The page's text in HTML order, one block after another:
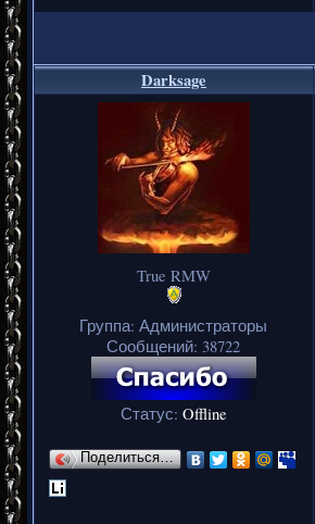
Darksage
True RMW
Группа: Администраторы
Сообщений: 38722
Статус: Offline
Поделиться…